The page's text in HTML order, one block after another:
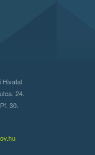
Hivatal
24.
30.